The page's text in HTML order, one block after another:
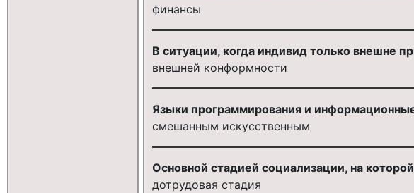
финансы
В ситуации, когда индивид только внешне
внешней конформности
Языки программирования и
смешанным искусственным
Основной стадией социализации, на
дотрудовая стадия